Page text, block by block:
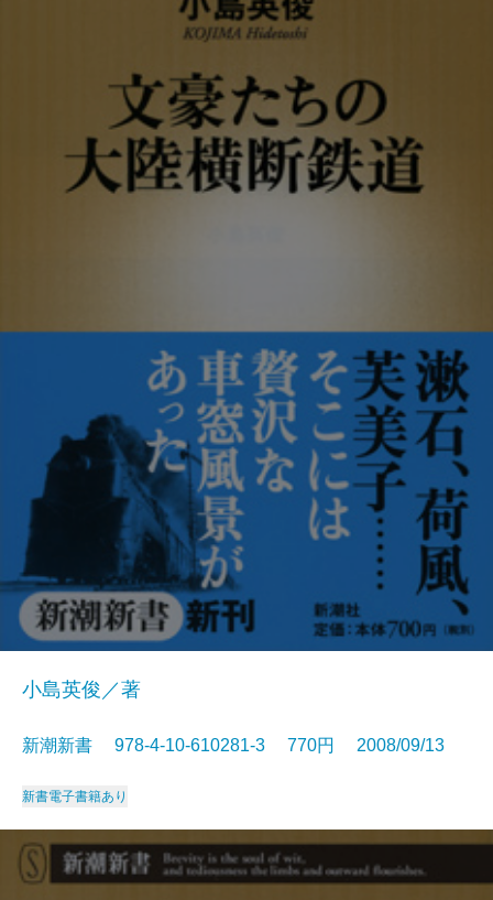
小島英俊／著
新潮新書 978-4-10-610281-3 770円 2008/09/13
新書電子書籍あり